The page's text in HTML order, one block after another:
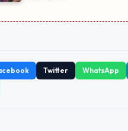
Twitter WhatsApp